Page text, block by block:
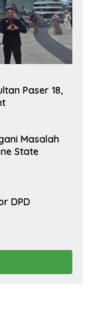
Paser 18,
Masalah
State
DPD